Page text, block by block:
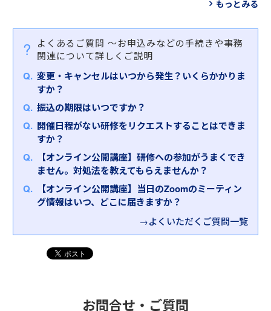
認識のズレや職場で何ができるかの気づきを得るこ
きます。
2点目は、社会のあらゆる問題や劇的な変化の波に対
応し、今現在直面する課題解決を目指している点で
す。
ワークライフバランス（仕事と生活の調和）、ハラ
スメント、メンタルへルスとひとことで言っても、
時代や社会状況によって、働く人、働き方が多様化
し、課題も変化します。どのように対応すればよい
か、お悩みや不安、課題を解決する方法をお伝えし
ます。
※インソース公開講座はオンラインでも開催しており
ます。
インソースオンライン公開講座
人としての対応策や、組織としての防止策を考えま
す。
③メンタルヘルスに対する理解を深める研修
職場におけるストレスの管理方法を習得し、良好な
メンタルヘルスの維持を目指します。
お客さまのご受講の目的に合わせて、ラインナップ
からお選びください。
労務管理・ハラスメント防止・メンタルヘルス研修
ラインナップ
とはいえ「なかなか選べない」とお悩みのお客さま
は、ぜひお気軽にお問合せください。弊社担当者が
詳細をヒアリングさせていただいたうえで、お客さ
まにおすすめの研修を選定させていただきます。
・新しく部下を指導、管理する立場になった方
【研修内容・特徴】
労働基準法等の基本知識およびワークライフバラン
ス（仕事と生活の調和）を理解の上、組織の生産性
や業務効率を高めるべく、リーダーとしてのタイム
マネジメントの手法も習得していただきます。 ま
た、メンタルヘルスのラインケアについても学び、
職場での実践へとつなげていただきます。
【対象者】
・風通しの良い職場環境を作りたいと考えている管
理職の方
・働きやすい環境作りのために具体的に何をすれば
良いかを学びたい方
・部下のモチベーションを高め、健全なメンタルヘ
ルスを目指している方
【研修内容・特徴】
風通しのよい職場とはどのような環境であるべきか
を正しく理解し、職場改善するために、管理職とし
◆風通しのよい職場のポイント
①適切な情報が共有される職場～意見を発信しやす
②常に変化を受け入れる職場
③過度なストレスがかからない、ストレスを溜めこ
ませない職場
おすすめします。
【対象者】
※階層問わずご受講可能です
【研修内容・特徴】
本研修では、ハラスメントに関する基礎知識を全般
的に習得していただきます。セクハラ・パワハラの
判断基準や実際に起きてしまった事例から、防止す
るためのポイントを学びます。マタハラやパタハラ
など、ダイバーシティ時代におけるハラスメント防
止の基本もおさえます。また、ハラスメントを見か
けた時にしてはいけないこと、被害者に寄り添うた
また、半日間で管理職がおくべきセクハラ・パワハ
ラの知識と防止策を学ぶ「
もっとみる
よくあるご質問 ～お申込みなどの手続きや事務
関連について詳しくご説明
変更・キャンセルはいつから発生？いくらかかりま
すか？
振込の期限はいつですか？
開催日程がない研修をリクエストすることはできま
すか？
【オンライン公開講座】研修への参加がうまくでき
ません。対処法を教えてもらえませんか？
【オンライン公開講座】当日のZoomのミーティン
グ情報はいつ、どこに届きますか？
→よくいただくご質問一覧
お問合せ・ご質問